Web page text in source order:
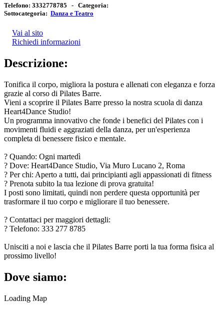
Telefono: 3332778785 - Categoria:
Sottocategoria: Danza e Teatro
Vai al sito
Richiedi informazioni
Descrizione:
Tonifica il corpo, migliora la postura e allenati con eleganza e forza
grazie al corso di Pilates Barre.
Vieni a scoprire il Pilates Barre presso la nostra scuola di danza
Heart4Dance Studio!
Un programma innovativo che fonde i benefici del Pilates con i
movimenti fluidi e aggraziati della danza, per un'esperienza
completa di benessere fisico e mentale.
? Quando: Ogni martedì
? Dove: Heart4Dance Studio, Via Muro Lucano 2, Roma
? Per chi: Aperto a tutti, dai principianti agli appassionati di fitness
? Prenota subito la tua lezione di prova gratuita!
I posti sono limitati, quindi non perdere questa opportunità per
trasformare il tuo corpo e migliorare il tuo benessere.
? Contattaci per maggiori dettagli:
? Telefono: 333 277 8785
Unisciti a noi e lascia che il Pilates Barre porti la tua forma fisica al
prossimo livello!
Dove siamo:
Loading Map